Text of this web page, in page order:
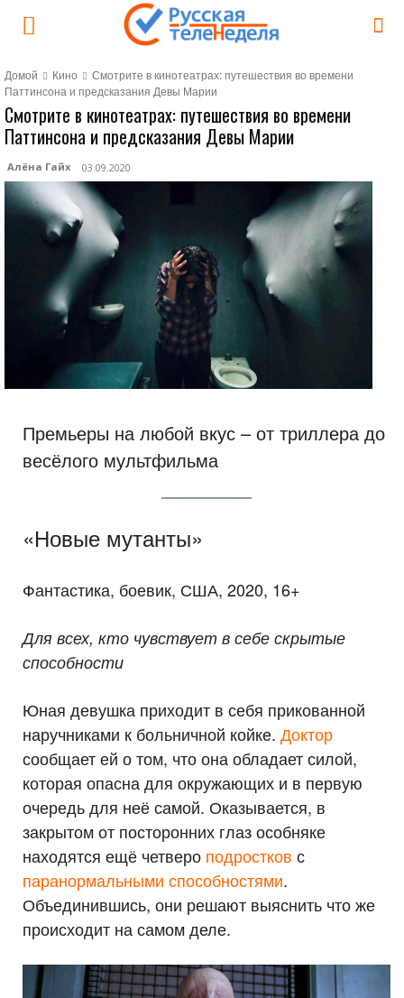
Домой Кино
Смотрите в кинотеатрах: путешествия во времени
Паттинсона и предсказания Девы Марии
Смотрите в кинотеатрах: путешествия во времени
Паттинсона и предсказания Девы Марии
Алёна Гайх 03.09.2020
Премьеры на любой вкус – от триллера до
весёлого мультфильма
«Новые мутанты»
Фантастика, боевик, США, 2020, 16+
Для всех, кто чувствует в себе скрытые
способности
Юная девушка приходит в себя прикованной
наручниками к больничной койке. Доктор
сообщает ей о том, что она обладает силой,
которая опасна для окружающих и в первую
очередь для неё самой. Оказывается, в
закрытом от посторонних глаз особняке
находятся ещё четверо подростков с
паранормальными способностями.
Объединившись, они решают выяснить что же
происходит на самом деле.